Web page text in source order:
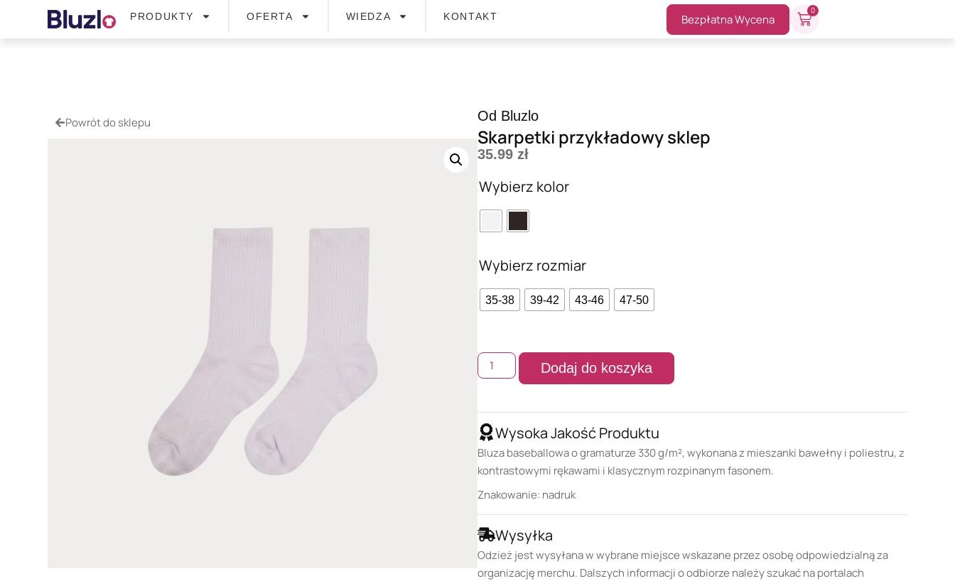
PRODUKTY OFERTA WIEDZA KONTAKT Bezpłatna Wycena
0
Powrót do sklepu Od Bluzlo
Skarpetki przykładowy sklep
35.99 zł
Wybierz kolor
Wybierz rozmiar
35-38 39-42 43-46 47-50
Dodaj do koszyka
Wysoka Jakość Produktu
Bluza baseballowa o gramaturze 330 g/m², wykonana z mieszanki bawełny i poliestru, z
kontrastowymi rękawami i klasycznym rozpinanym fasonem.
Znakowanie: nadruk
Wysyłka
Odzież jest wysyłana w wybrane miejsce wskazane przez osobę odpowiedzialną za
organizację merchu. Dalszych informacji o odbiorze należy szukać na portalach